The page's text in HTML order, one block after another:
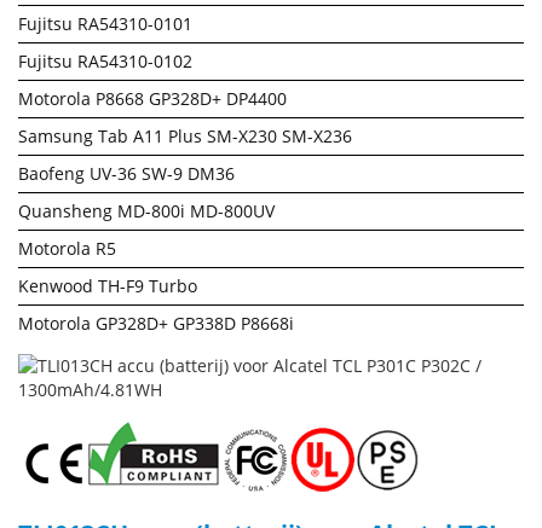
Fujitsu RA54310-0101
Fujitsu RA54310-0102
Motorola P8668 GP328D+ DP4400
Samsung Tab A11 Plus SM-X230 SM-X236
Baofeng UV-36 SW-9 DM36
Quansheng MD-800i MD-800UV
Motorola R5
Kenwood TH-F9 Turbo
Motorola GP328D+ GP338D P8668i